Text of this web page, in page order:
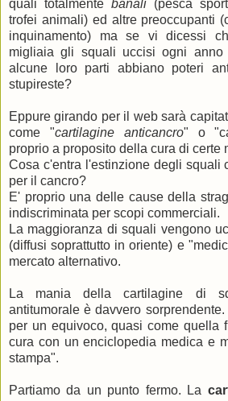
quali totalmente banali (pesca
trofei animali) ed altre preoccupanti
inquinamento) ma se vi dicessi
migliaia gli squali uccisi ogni
alcune loro parti abbiano poteri
stupireste?
Eppure girando per il web sarà
come "cartilagine anticancro" o
proprio a proposito della cura di certe
Cosa c'entra l'estinzione degli squali
per il cancro?
E' proprio una delle cause della
indiscriminata per scopi commerciali.
La maggioranza di squali vengono
(diffusi soprattutto in oriente) e
mercato alternativo.
La mania della cartilagine di
antitumorale è davvero
per un equivoco, quasi come quella
cura con un enciclopedia medica e
stampa".
Partiamo da un punto fermo. La